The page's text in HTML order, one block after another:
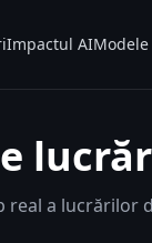
Impactul AIModele
real a lucrărilor